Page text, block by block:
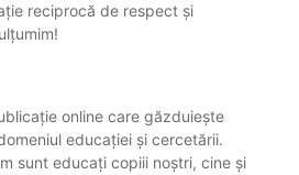
reciprocă de respect și
online care găzduiește
educației și cercetării.
sunt educați copiii noștri, cine și